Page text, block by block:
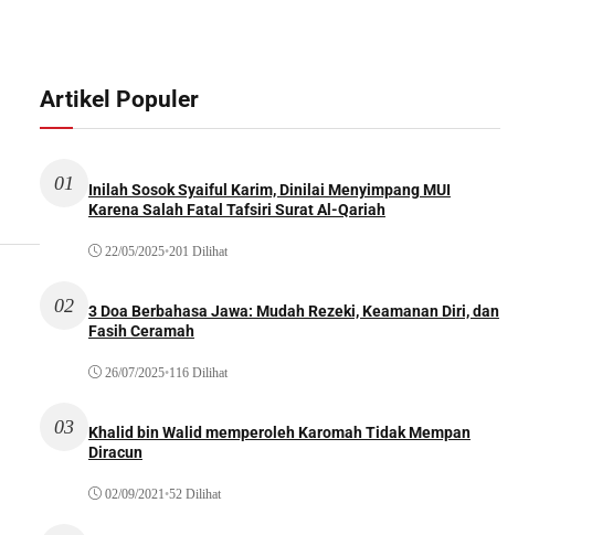
Artikel Populer
01
Inilah Sosok Syaiful Karim, Dinilai Menyimpang MUI
Karena Salah Fatal Tafsiri Surat Al-Qariah
22/05/2025•201 Dilihat
02
3 Doa Berbahasa Jawa: Mudah Rezeki, Keamanan Diri, dan
Fasih Ceramah
26/07/2025•116 Dilihat
03
Khalid bin Walid memperoleh Karomah Tidak Mempan
Diracun
02/09/2021•52 Dilihat